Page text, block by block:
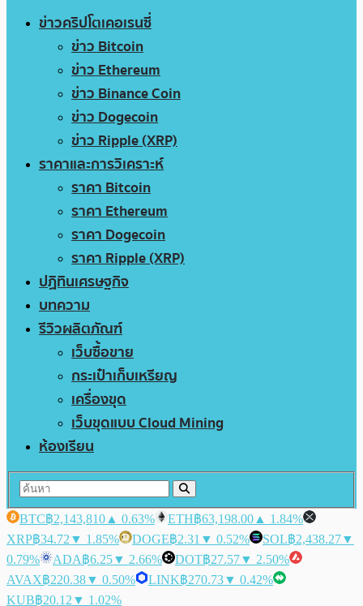
ข่าวคริปโตเคอเรนซี่
ข่าว Bitcoin
ข่าว Ethereum
ข่าว Binance Coin
ข่าว Dogecoin
ข่าว Ripple (XRP)
ราคาและการวิเคราะห์
ราคา Bitcoin
ราคา Ethereum
ราคา Dogecoin
ราคา Ripple (XRP)
ปฏิทินเศรษฐกิจ
บทความ
รีวิวผลิตภัณฑ์
เว็บซื้อขาย
กระเป๋าเก็บเหรียญ
เครื่องขุด
เว็บขุดแบบ Cloud Mining
ห้องเรียน
BTC฿2,143,810 ▲ 0.63% ETH฿63,198.00 ▲ 1.84%
XRP฿34.72 ▼ 1.85% DOGE฿2.31 ▼ 0.52% SOL฿2,438.27▼
0.79%
ADA฿6.25▼ 2.66% DOT฿27.57▼ 2.50%
AVAX฿220.38▼ 0.50% LINK฿270.73▼ 0.42%
KUB฿20.12 ▼ 1.02%